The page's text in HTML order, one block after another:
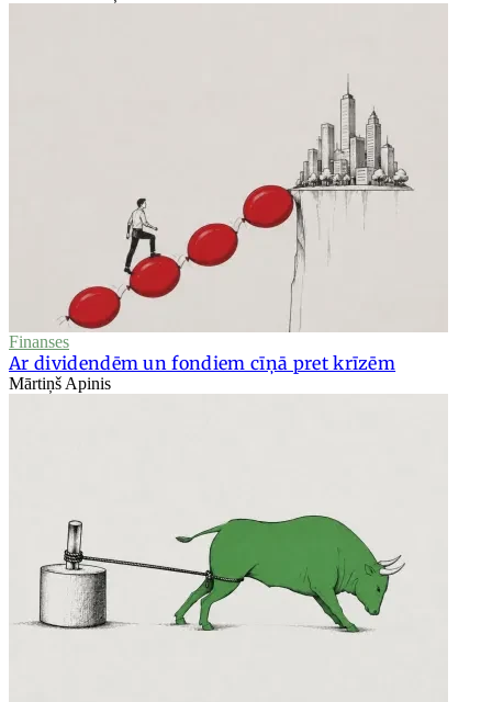
Finanses
Ar dividendēm un fondiem cīņā pret krīzēm
Mārtiņš Apinis